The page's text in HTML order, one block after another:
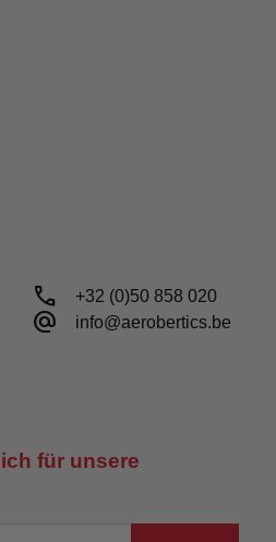
für unsere
call +32 (0)50 858 020
alternate_email info@aerobertics.be